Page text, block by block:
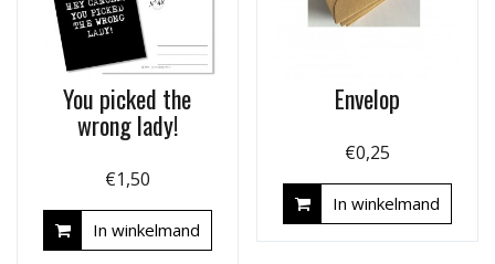
You picked the
wrong lady!
€1,50
In winkelmand
Envelop
€0,25
In winkelmand